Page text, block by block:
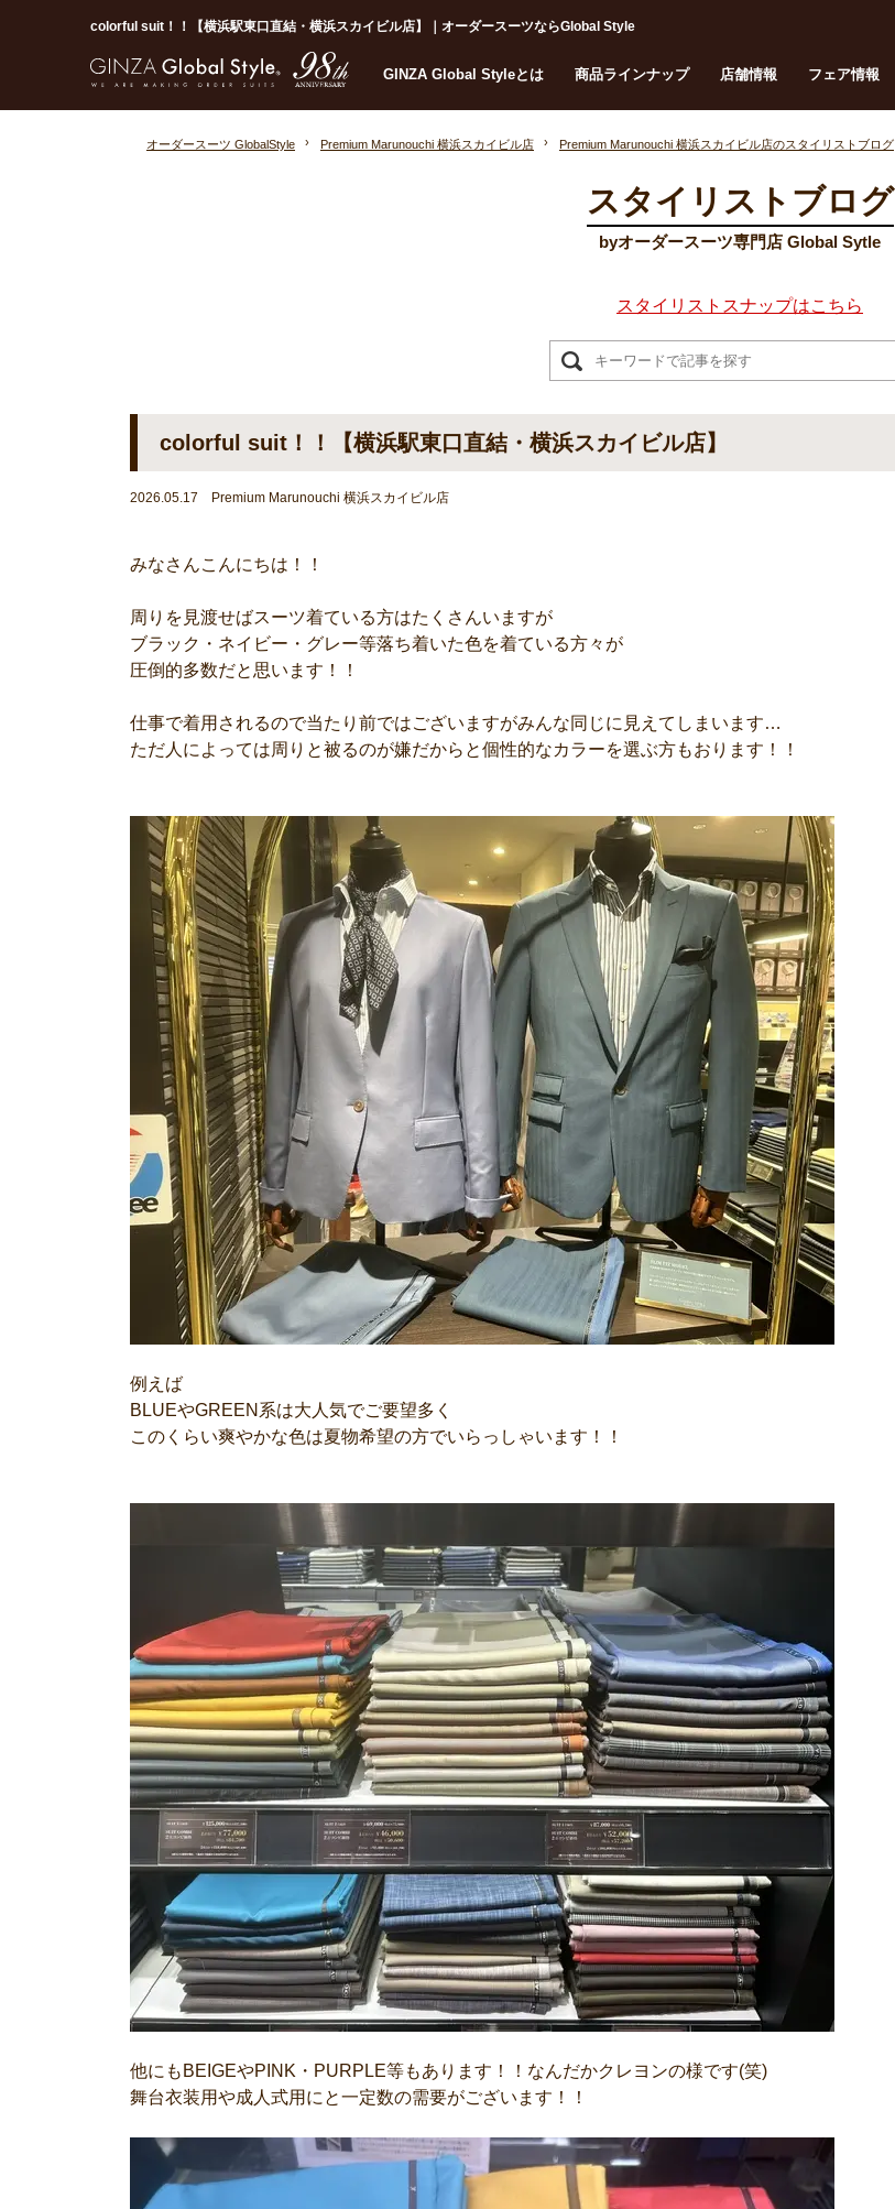
colorful suit！！【横浜駅東口直結・横浜スカイビル店】｜オーダースーツならGlobal Style
GINZA Global Styleとは 商品ラインナップ 店舗情報 フェア情報
オーダースーツ GlobalStyle Premium Marunouchi 横浜スカイビル店 Premium Marunouchi 横浜スカイビル店のスタイリストブログ
スタイリストブログ
byオーダースーツ専門店 Global Sytle
スタイリストスナップはこちら
colorful suit！！【横浜駅東口直結・横浜スカイビル店】
2026.05.17 Premium Marunouchi 横浜スカイビル店
みなさんこんにちは！！
周りを見渡せばスーツ着ている方はたくさんいますが
ブラック・ネイビー・グレー等落ち着いた色を着ている方々が
圧倒的多数だと思います！！
仕事で着用されるので当たり前ではございますがみんな同じに見えてしまいます…
ただ人によっては周りと被るのが嫌だからと個性的なカラーを選ぶ方もおります！！
例えば
BLUEやGREEN系は大人気でご要望多く
このくらい爽やかな色は夏物希望の方でいらっしゃいます！！
他にもBEIGEやPINK・PURPLE等もあります！！なんだかクレヨンの様です(笑)
舞台衣装用や成人式用にと一定数の需要がございます！！